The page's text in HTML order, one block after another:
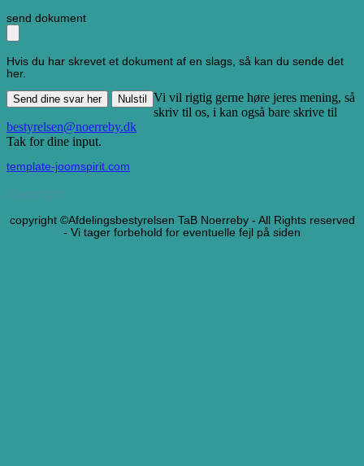
send dokument
Hvis du har skrevet et dokument af en slags, så kan du sende det
her.
Send dine svar her Nulstil
Vi vil rigtig gerne høre jeres mening, så
skriv til os, i kan også bare skrive til
bestyrelsen@noerreby.dk
Tak for dine input.
template-joomspirit.com
copyright ©Afdelingsbestyrelsen TaB Noerreby - All Rights reserved
- Vi tager forbehold for eventuelle fejl på siden